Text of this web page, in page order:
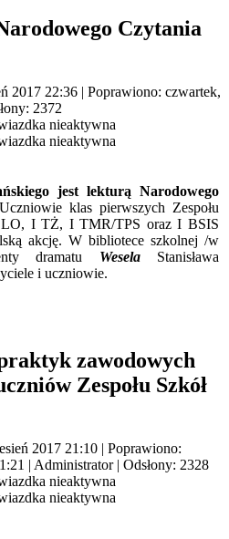
Czytania
2017 22:36 | Poprawiono: czwartek,
2372
jest lekturą Narodowego
klas pierwszych Zespołu
I TŻ, I TMR/TPS oraz I BSIS
akcję. W bibliotece szkolnej /w
dramatu WeselaStanisława
i uczniowie.
zawodowych
Zespołu Szkół
2017 21:10 | Poprawiono:
| Administrator| Odsłony: 2328